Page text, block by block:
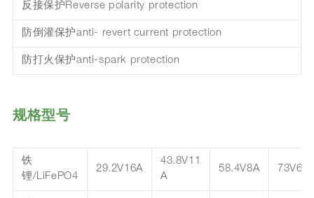
反接保护Reverse polarity protection
防倒灌保护anti- revert current protection
防打火保护anti-spark protection
规格型号
铁
锂/LiFePO4
29.2V16A
43.8V11
A
58.4V8A